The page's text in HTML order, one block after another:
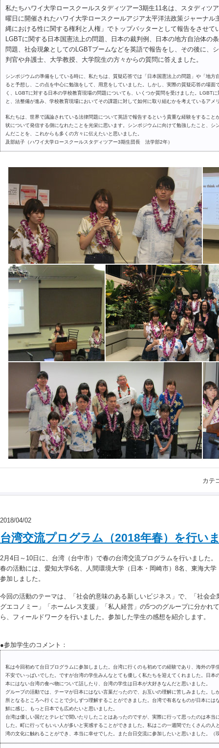
私たちハワイ大学ロースクールスタディツアー3期生11名は、スタディツ
曜日に開催されたハワイ大学ロースクールアジア太平洋法政策ジャーナル
縄における性に関する権利と人権」でトップバッターとして報告をさせて
LGBTに関する日本国憲法上の問題、日本の裁判例、日本の地方自治体の
問題、社会現象としてのLGBTブームなどを英語で報告をし、その後に、
判官や弁護士、大学教授、大学院生の方々からの質問に答えました。
シンポジウムの準備をしている時に、私たちは、質疑応答では「日本国憲法上の問題」や「地方
ると予想し、この点を中心に勉強をして、用意をしていました。しかし、実際の質疑応答の場面
く、LGBTに対する日本の学校教育現場の問題についても、いくつか質問を受けました。LGBT
と、法整備が進み、学校教育現場においてその課題に対して如何に取り組むかを考えているアメ
私たちは、世界で議論されている法律問題について英語で報告するという貴重な経験をすること
状について発信する側になれたことを光栄に思います。シンポジウムに向けて勉強したこと、シ
んだことを、これからも多くの方々に伝えたいと思いました。
及部結子（ハワイ大学ロースクールスタディツアー3期生団長 法学部2年）
カテ
2018/04/02
台湾交流プログラム（2018年春）を行い
2月4日～10日に、台湾（台中市）で春の台湾交流プログラムを行いました。
春の活動には、愛知大学6名、人間環境大学（日本・岡崎市）8名、東海大
参加しました。
今回の活動のテーマは、「社会的意味のある新しいビジネス」で、「社会
グエコノミー」「ホームレス支援」「私人経営」の5つのグループに分かれ
ら、フィールドワークを行いました。参加した学生の感想を紹介します。
●参加学生のコメント：
私は今回初めて台日プログラムに参加しました。台湾に行くのも初めての経験であり、海外の学
不安でいっぱいでした。ですが台湾の学生みんなとても優しく私たちを迎えてくれました。日本
本にはない台湾の食べ物について話したり、台湾の学生は日本が大好きなんだと思いました。
グループの活動では、テーマが日本にはない言葉だったので、お互いの理解に苦しみました。し
所となるところへ行くことで少しずつ理解することができました。台湾で有名なものが日本には
鮮に感じ、もっと日本でも広めたいと思いました。
台湾は優しい国だとテレビで聞いたりしたことはあったのですが、実際に行って思ったのは本当
した。町に行ってもいい人が多いと実感することができました。私はこの一週間でたくさんの人
湾の文化に触れることができ、本当に幸せでした。また台日交流に参加したいと思いました。（